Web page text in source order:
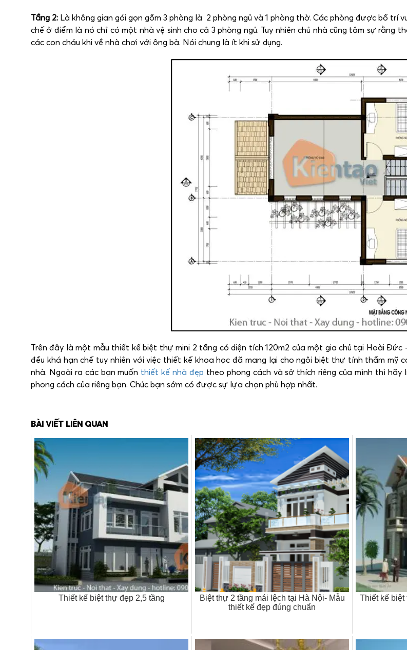
Tầng 2: Là không gian gói gọn gồm 3 phòng là 2 phòng ngủ và 1 phòng thờ. Các phòng được bố trí
chế ở điểm là nó chỉ có một nhà vệ sinh cho cả 3 phòng ngủ. Tuy nhiên chủ nhà cũng tâm sự rằng
các con cháu khi về nhà chơi với ông bà. Nói chung là ít khi sử dụng.
Trên đây là một mẫu thiết kế biệt thự mini 2 tầng có diện tích 120m2 của một gia chủ tại Hoài
đều khá hạn chế tuy nhiên với việc thiết kế khoa học đã mang lại cho ngôi biệt thự tính thẩm mỹ
nhà. Ngoài ra các bạn muốn thiết kế nhà đẹp theo phong cách và sở thích riêng của mình thì
phong cách của riêng bạn. Chúc bạn sớm có được sự lựa chọn phù hợp nhất.
BÀI VIẾT LIÊN QUAN
Thiết kế biệt thự đẹp 2,5 tầng
Biệt thự 2 tầng mái lệch tại Hà Nội- Mẫu
thiết kế đẹp đúng chuẩn
Thiết kế biệt